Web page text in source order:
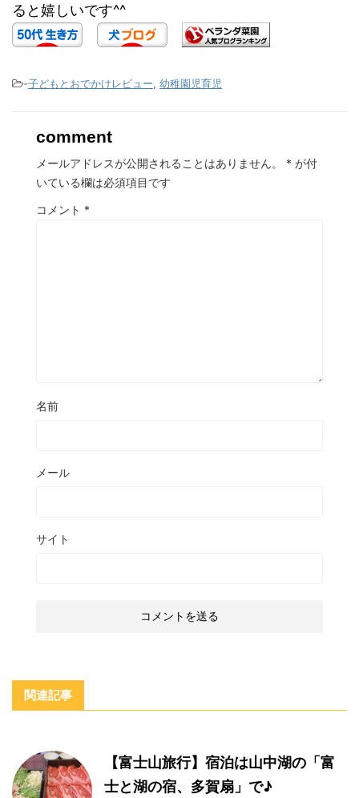
ると嬉しいです^^
-子どもとおでかけレビュー, 幼稚園児育児
comment
メールアドレスが公開されることはありません。 * が付
いている欄は必須項目です
コメント *
名前
メール
サイト
関連記事
【富士山旅行】宿泊は山中湖の「富
士と湖の宿、多賀扇」で♪